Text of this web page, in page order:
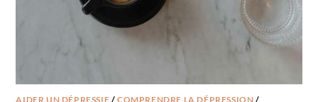
AIDER UN DÉPRESSIF /COMPRENDRE LA DÉPRESSION /